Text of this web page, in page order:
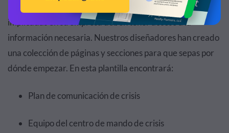
En un plan de comunicación de crisis, todas las partes
implicadas en su empresa deben tener acceso a la
información necesaria. Nuestros diseñadores han creado
una colección de páginas y secciones para que sepas por
dónde empezar. En esta plantilla encontrará:
Plan de comunicación de crisis
Equipo del centro de mando de crisis